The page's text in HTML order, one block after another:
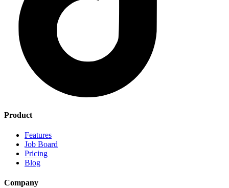
Product
Features
Job Board
Pricing
Blog
Company